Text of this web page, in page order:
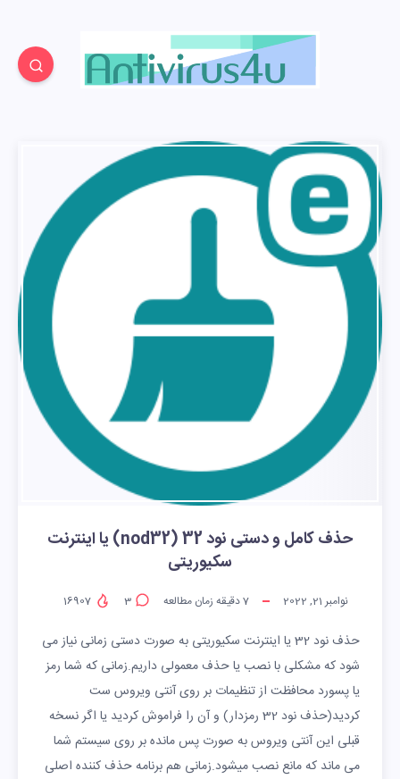
حذف کامل و دستی نود 32 (nod32) یا اینترنت
سکیوریتی
نوامبر 21, 2022 7دقیقه زمان مطالعه 3
16907
حذف نود 32 یا اینترنت سکیوریتی به صورت دستی زمانی نیاز می
شود که مشکلی با نصب یا حذف معمولی داریم.زمانی که شما رمز
یا پسورد محافظت از تنظیمات بر روی آنتی ویروس ست
کردید(حذف نود 32 رمزدار) و آن را فراموش کردید یا اگر نسخه
قبلی این آنتی ویروس به صورت پس مانده بر روی سیستم شما
می ماند که مانع نصب میشود.زمانی هم برنامه حذف کننده اصلی